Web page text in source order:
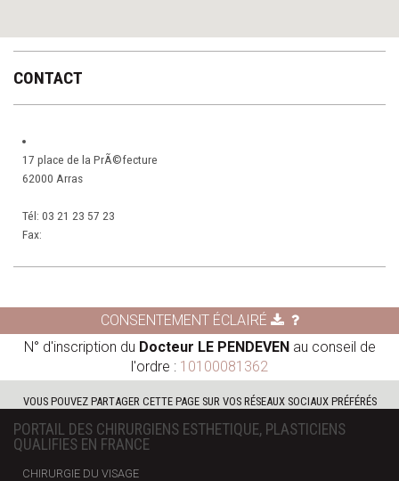
CONTACT
17 place de la PrÃ©fecture
62000 Arras
Tél: 03 21 23 57 23
Fax:
CONSENTEMENT ÉCLAIRÉ
N° d'inscription du Docteur LE PENDEVENau conseil de
l'ordre : 10100081362
VOUS POUVEZ PARTAGER CETTE PAGE SUR VOS RÉSEAUX SOCIAUX PRÉFÉRÉS
PORTAIL DES CHIRURGIENS ESTHETIQUE, PLASTICIENS
QUALIFIES EN FRANCE
CHIRURGIE DU VISAGE